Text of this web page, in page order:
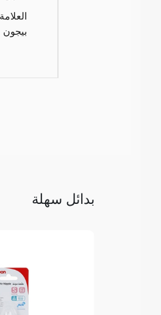
بيجون
بدائل سهلة